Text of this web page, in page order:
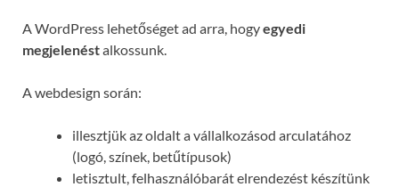
A WordPress lehetőséget ad arra, hogyegyedi
megjelenéstalkossunk.
A webdesign során:
illesztjük az oldalt a vállalkozásod arculatához
(logó, színek, betűtípusok)
letisztult, felhasználóbarát elrendezést készítünk